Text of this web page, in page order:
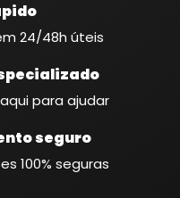
24/48h úteis
para ajudar
seguro
100% seguras